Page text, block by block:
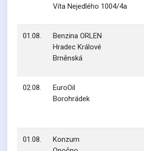
Víta Nejedlého 1004/4a
01.08.
Benzina ORLEN
Hradec Králové
Brněnská
02.08.
EuroOil
Borohrádek
01.08.
Konzum